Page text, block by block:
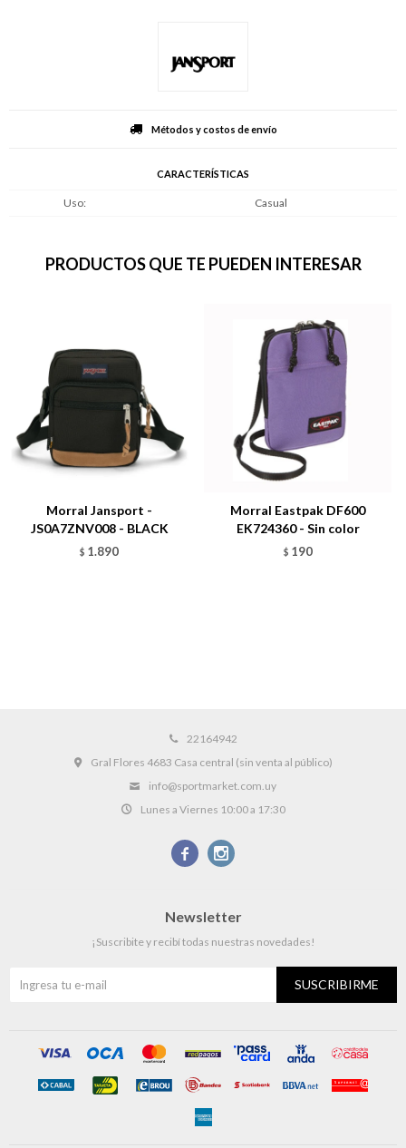
Métodos y costos de envío
CARACTERÍSTICAS
Uso Casual
PRODUCTOS QUE TE PUEDEN INTERESAR
Morral Jansport -
JS0A7ZNV008 - BLACK
$ 1.890
Morral Eastpak DF600
EK724360 - Sin color
$ 190
22164942
Gral Flores 4683 Casa central (sin venta al público)
info@sportmarket.com.uy
Lunes a Viernes 10:00 a 17:30
 
Newsletter
¡Suscribite y recibí todas nuestras novedades!
SUSCRIBIRME